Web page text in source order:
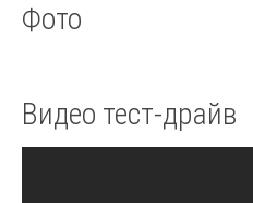
Фото
Видео тест-драйв